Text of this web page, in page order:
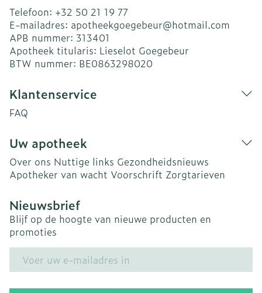
Telefoon: +32 50 21 19 77
E-mailadres: apotheekgoegebeur@hotmail.com
APB nummer: 313401
Apotheek titularis: Lieselot Goegebeur
BTW nummer: BE0863298020
Klantenservice
FAQ
Uw apotheek
Over ons Nuttige links Gezondheidsnieuws
Apotheker van wacht Voorschrift Zorgtarieven
Nieuwsbrief
Blijf op de hoogte van nieuwe producten en
promoties